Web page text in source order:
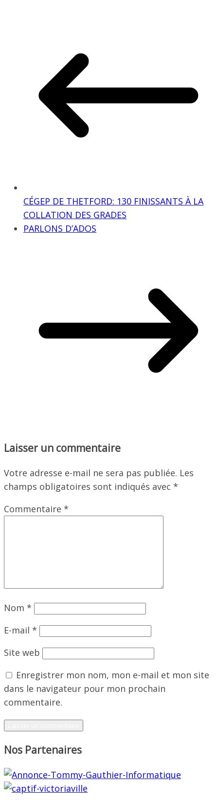
CÉGEP DE THETFORD: 130 FINISSANTS À LA
COLLATION DES GRADES
PARLONS D’ADOS
Laisser un commentaire
Votre adresse e-mail ne sera pas publiée. Les
champs obligatoires sont indiqués avec *
Commentaire *
Nom *
E-mail *
Site web
Enregistrer mon nom, mon e-mail et mon site
dans le navigateur pour mon prochain
commentaire.
Nos Partenaires